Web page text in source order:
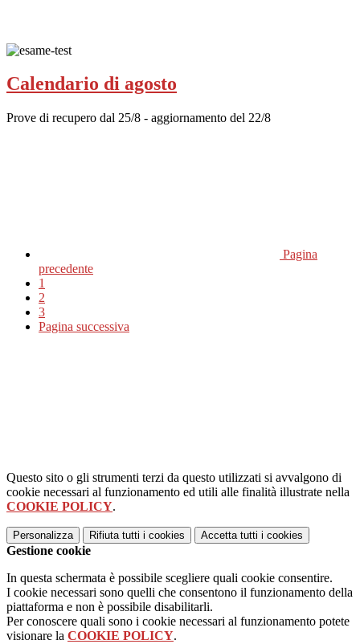
Calendario di agosto
Prove di recupero dal 25/8 - aggiornamento del 22/8
Pagina
precedente
1
2
3
Pagina successiva
Questo sito o gli strumenti terzi da questo utilizzati si avvalgono di
cookie necessari al funzionamento ed utili alle finalità illustrate nella
COOKIE POLICY.
Personalizza Rifiuta tutti i cookies Accetta tutti i cookies
Gestione cookie
In questa schermata è possibile scegliere quali cookie consentire.
I cookie necessari sono quelli che consentono il funzionamento della
piattaforma e non è possibile disabilitarli.
Per conoscere quali sono i cookie necessari al funzionamento potete
visionare la COOKIE POLICY.